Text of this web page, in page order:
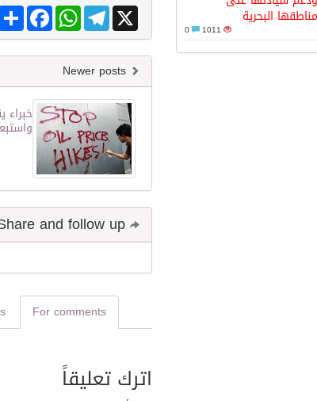
مناطقها البحرية
1011
FacebookWhatsAppTelegram X
خبراء
For comments
اترك تعليقاً